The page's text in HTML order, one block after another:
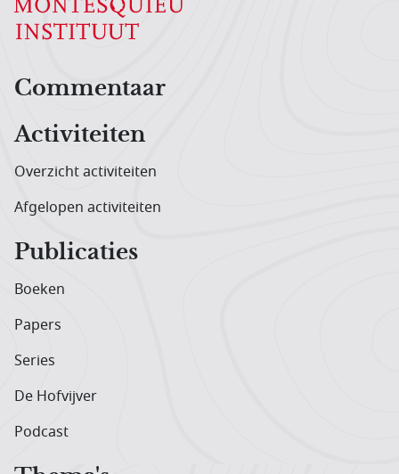
Hoofdnavigatiemenu
Commentaar
Activiteiten
Overzicht activiteiten
Afgelopen activiteiten
Publicaties
Boeken
Papers
Series
De Hofvijver
Podcast